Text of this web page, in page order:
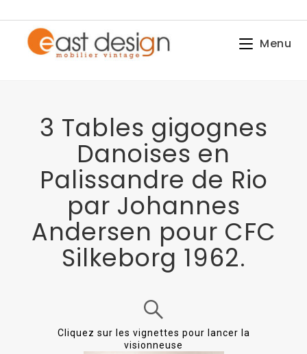
Menu
3 Tables gigognes
Danoises en
Palissandre de Rio
par Johannes
Andersen pour CFC
Silkeborg 1962.
Cliquez sur les vignettes pour lancer la
visionneuse